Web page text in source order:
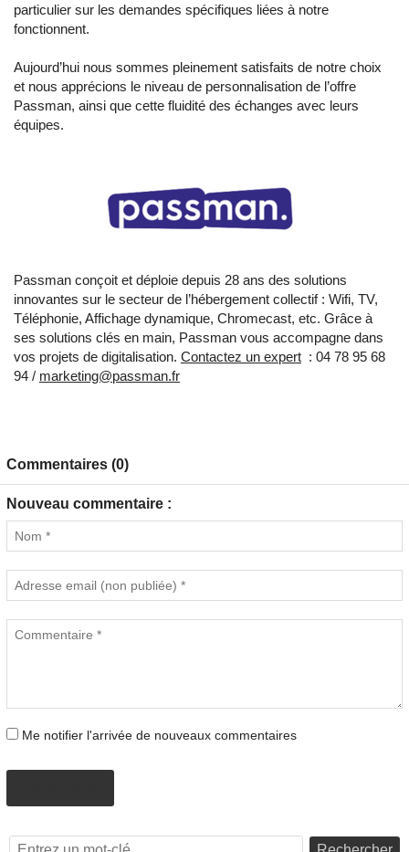
particulier sur les demandes spécifiques liées à notre
fonctionnent.
Aujourd’hui nous sommes pleinement satisfaits de notre choix
et nous apprécions le niveau de personnalisation de l’offre
Passman, ainsi que cette fluidité des échanges avec leurs
équipes.
Passman conçoit et déploie depuis 28 ans des solutions
innovantes sur le secteur de l’hébergement collectif : Wifi, TV,
Téléphonie, Affichage dynamique, Chromecast, etc. Grâce à
ses solutions clés en main, Passman vous accompagne dans
vos projets de digitalisation. Contactez un expert : 04 78 95 68
94 / marketing@passman.fr
Commentaires (0)
Nouveau commentaire :
Me notifier l'arrivée de nouveaux commentaires